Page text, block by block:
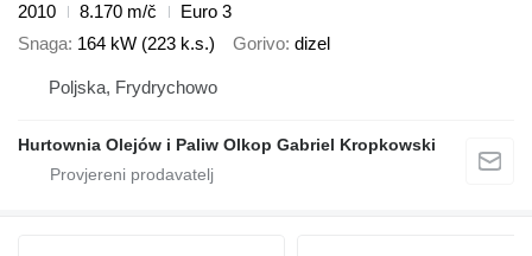
2010
8.170 m/č
Euro 3
Snaga 164 kW (223 k.s.) Gorivo dizel
Poljska, Frydrychowo
Hurtownia Olejów i Paliw Olkop Gabriel Kropkowski